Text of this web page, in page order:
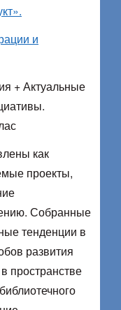
и
+ Актуальные
как
проекты,
Собранные
тенденции в
развития
пространстве